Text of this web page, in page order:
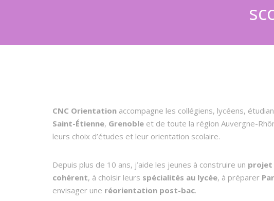
CNC Orientation accompagne les collégiens, lycéens,
Saint-Étienne, Grenoble et de toute la région Auvergne-
leurs choix d’études et leur orientation scolaire.
Depuis plus de 10 ans, j’aide les jeunes à construire un projet
cohérent, à choisir leurs spécialités au lycée, à préparer
envisager une réorientation post-bac.